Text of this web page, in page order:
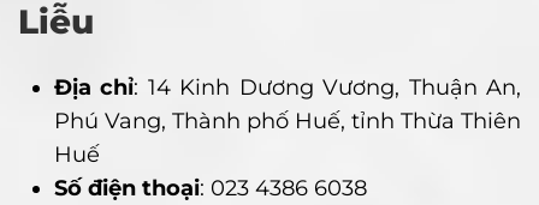
Liễu
Địa chỉ: 14 Kinh Dương Vương, Thuận An,
Phú Vang, Thành phố Huế, tỉnh Thừa Thiên
Huế
Số điện thoại: 023 4386 6038